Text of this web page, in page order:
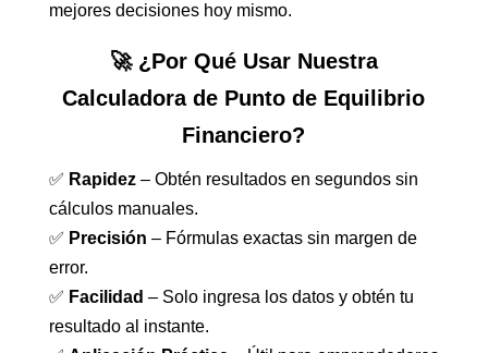
mejores decisiones hoy mismo.
🚀 ¿Por Qué Usar Nuestra
Calculadora de Punto de Equilibrio
Financiero?
✅ Rapidez– Obtén resultados en segundos sin
cálculos manuales.
✅ Precisión – Fórmulas exactas sin margen de
error.
✅ Facilidad – Solo ingresa los datos y obtén tu
resultado al instante.